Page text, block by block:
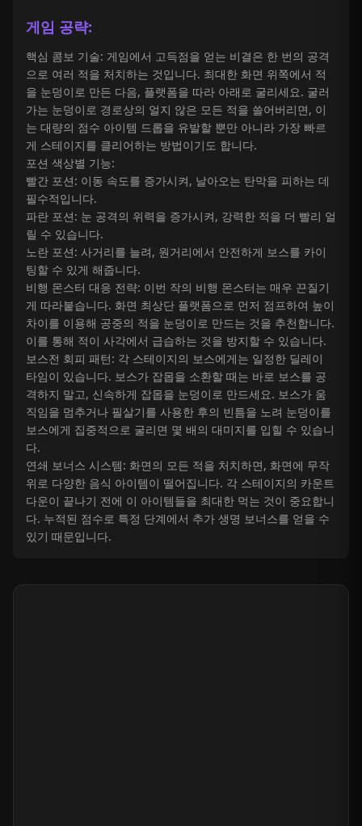
게임 공략:
핵심 콤보 기술: 게임에서 고득점을 얻는 비결은 한 번의 공격
으로 여러 적을 처치하는 것입니다. 최대한 화면 위쪽에서 적
을 눈덩이로 만든 다음, 플랫폼을 따라 아래로 굴리세요. 굴러
가는 눈덩이로 경로상의 얼지 않은 모든 적을 쓸어버리면, 이
는 대량의 점수 아이템 드롭을 유발할 뿐만 아니라 가장 빠르
게 스테이지를 클리어하는 방법이기도 합니다.
포션 색상별 기능:
빨간 포션: 이동 속도를 증가시켜, 날아오는 탄막을 피하는 데
필수적입니다.
파란 포션: 눈 공격의 위력을 증가시켜, 강력한 적을 더 빨리 얼
릴 수 있습니다.
노란 포션: 사거리를 늘려, 원거리에서 안전하게 보스를 카이
팅할 수 있게 해줍니다.
비행 몬스터 대응 전략: 이번 작의 비행 몬스터는 매우 끈질기
게 따라붙습니다. 화면 최상단 플랫폼으로 먼저 점프하여 높이
차이를 이용해 공중의 적을 눈덩이로 만드는 것을 추천합니다.
이를 통해 적이 사각에서 급습하는 것을 방지할 수 있습니다.
보스전 회피 패턴: 각 스테이지의 보스에게는 일정한 딜레이
타임이 있습니다. 보스가 잡몹을 소환할 때는 바로 보스를 공
격하지 말고, 신속하게 잡몹을 눈덩이로 만드세요. 보스가 움
직임을 멈추거나 필살기를 사용한 후의 빈틈을 노려 눈덩이를
보스에게 집중적으로 굴리면 몇 배의 대미지를 입힐 수 있습니
다.
연쇄 보너스 시스템: 화면의 모든 적을 처치하면, 화면에 무작
위로 다양한 음식 아이템이 떨어집니다. 각 스테이지의 카운트
다운이 끝나기 전에 이 아이템들을 최대한 먹는 것이 중요합니
다. 누적된 점수로 특정 단계에서 추가 생명 보너스를 얻을 수
있기 때문입니다.